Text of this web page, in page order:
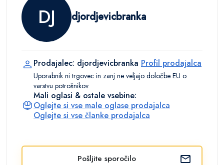
DJ djordjevicbranka
Prodajalec: djordjevicbranka Profil prodajalca
Uporabnik ni trgovec in zanj ne veljajo določbe EU o
varstvu potrošnikov.
Mali oglasi & ostale vsebine:
Oglejte si vse male oglase prodajalca
Oglejte si vse članke prodajalca
Pošljite sporočilo